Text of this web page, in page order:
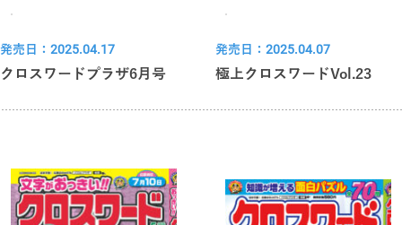
発売日：2025.04.17
クロスワードプラザ6月号
発売日：2025.04.07
極上クロスワードVol.23